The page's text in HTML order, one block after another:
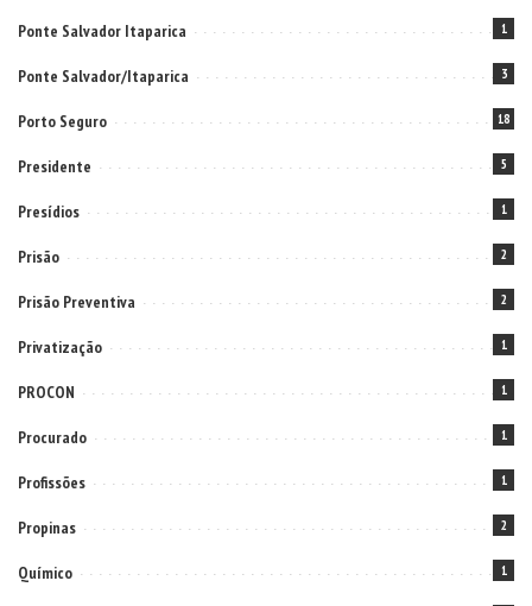
Ponte Salvador Itaparica 1
Ponte Salvador/Itaparica 3
Porto Seguro 18
Presidente 5
Presídios 1
Prisão 2
Prisão Preventiva 2
Privatização 1
PROCON 1
Procurado 1
Profissões 1
Propinas 2
Químico 1